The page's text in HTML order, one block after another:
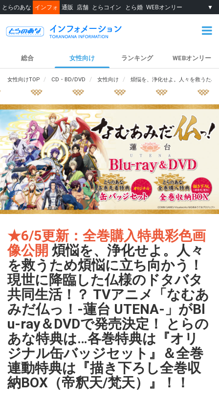
とらのあな インフォ 通販 店舗 とらコイン とら婚 WEBオンリー ▼
総合 女性向け ランキング WEBオンリー
女性向けTOP CD・BD/DVD 女性向け 煩悩を、浄化せよ。人々を救うた
★6/5更新：全巻購入特典彩色画
像公開 煩悩を、浄化せよ。人々
を救うため煩悩に立ち向かう！
現世に降臨した仏様のドタバタ
共同生活！？ TVアニメ「なむあ
みだ仏っ！-蓮台 UTENA-」がBl
u-ray＆DVDで発売決定！ とらの
あな特典は…各巻特典は『オリ
ジナル缶バッジセット』＆全巻
連動特典は『描き下ろし全巻収
納BOX（帝釈天/梵天）』！！